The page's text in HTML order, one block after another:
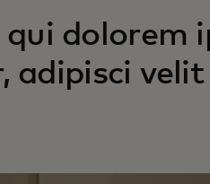
dolorem
adipisci velit